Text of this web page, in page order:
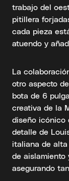
trabajo del
pitillera
cada pieza
atuendo y
La
otro aspecto
bota de 6
creativa de la
diseño icónico
detalle de
italiana de
de aislamiento
asegurando